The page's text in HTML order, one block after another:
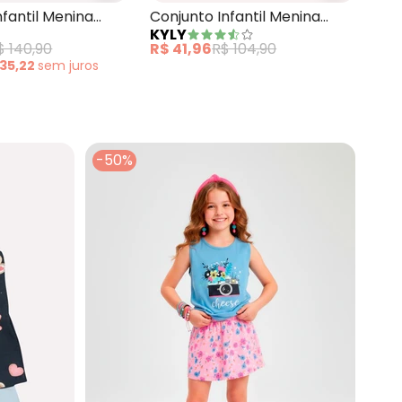
Menina
Marinho
140,90
semjuros
Conjunto Infantil Menina
com Ponto Concha Azul
KYLY
R$ 41,96R$ 104,90
-50%